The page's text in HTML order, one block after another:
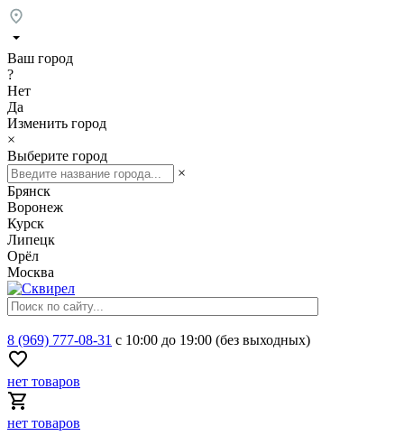
Ваш город
?
Нет
Да
Изменить город
×
Выберите город
×
Брянск
Воронеж
Курск
Липецк
Орёл
Москва
8 (969) 777-08-31 с 10:00 до 19:00 (без выходных)
нет товаров
нет товаров